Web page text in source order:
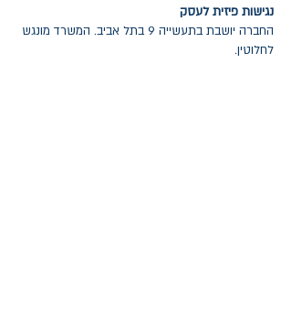
נגישות פיזית לעסק
החברה יושבת בתעשייה 9 בתל אביב. המשרד מונגש
לחלוטין.